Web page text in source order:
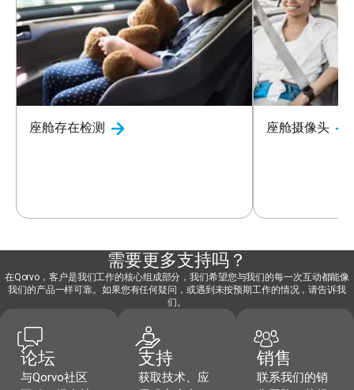
座舱存在检测 座舱摄像头
需要更多支持吗？
在Qorvo，客户是我们工作的核心组成部分，我们希望您与我们的每一次互动都能像
我们的产品一样可靠。如果您有任何疑问，或遇到未按预期工作的情况，请告诉我
们。
论坛
与Qorvo社区
支持
获取技术、应
销售
联系我们的销